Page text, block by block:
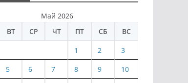
Май 2026
ВТ СР ЧТ ПТ СБ ВС
1 2 3
5 6 7 8 9 10